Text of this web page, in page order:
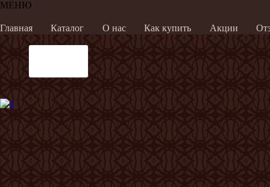
МЕНЮ
Главная Каталог О нас Как купить Акции